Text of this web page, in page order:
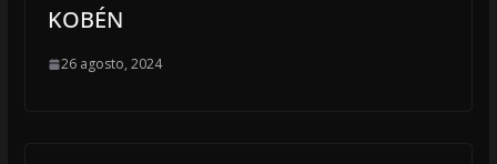
KOBÉN
26 agosto, 2024